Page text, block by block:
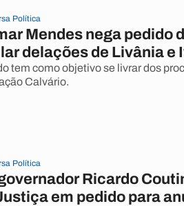
Política
Mendes nega pedido
delações de Livânia e
tem como objetivo se livrar dos
Calvário.
Política
Ricardo
em pedido para